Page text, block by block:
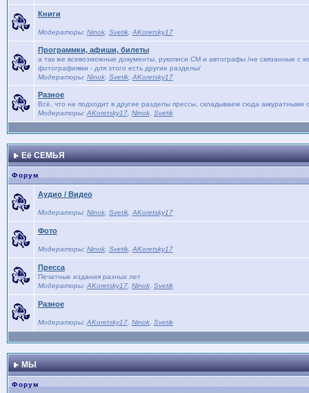
Книги
Модераторы: Ninok, Svetik, AKoretsky17
Программки, афиши, билеты
а так же всевозможные документы, рукописи СМ и автографы /не связанные с
фотографиями - для этого есть другие разделы/
Модераторы: Ninok, Svetik, AKoretsky17
Разное
Всё, что не подходит в другие разделы прессы, складываем сюда аккуратными
Модераторы: AKoretsky17, Ninok, Svetik
Её СЕМЬЯ
Форум
Аудио / Видео
Модераторы: Ninok, Svetik, AKoretsky17
Фото
Модераторы: Ninok, Svetik, AKoretsky17
Пресса
Печатные издания разных лет
Модераторы: AKoretsky17, Ninok, Svetik
Разное
Модераторы: AKoretsky17, Ninok, Svetik
МЫ
Форум